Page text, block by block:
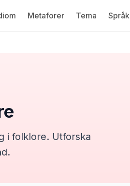
Metaforer Tema Språk
ifolklore. Utforska